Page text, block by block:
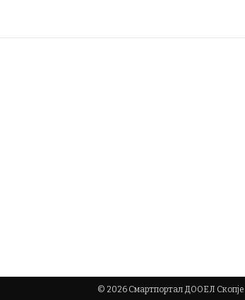
© 2026 Смартпортал ДООЕЛ